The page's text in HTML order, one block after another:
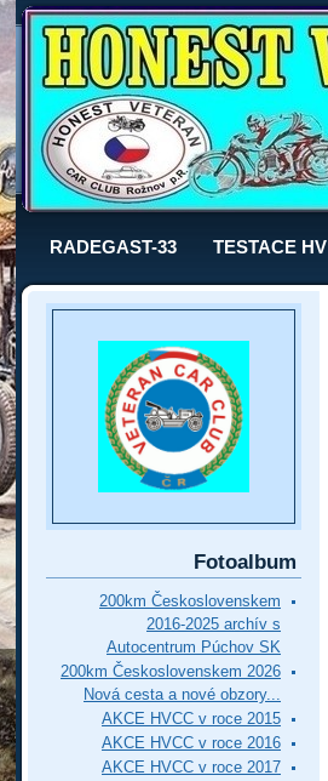
RADEGAST-33 TESTACE HV
Fotoalbum
200km Československem
2016-2025 archív s
Autocentrum Púchov SK
200km Československem 2026
Nová cesta a nové obzory...
AKCE HVCC v roce 2015
AKCE HVCC v roce 2016
AKCE HVCC v roce 2017